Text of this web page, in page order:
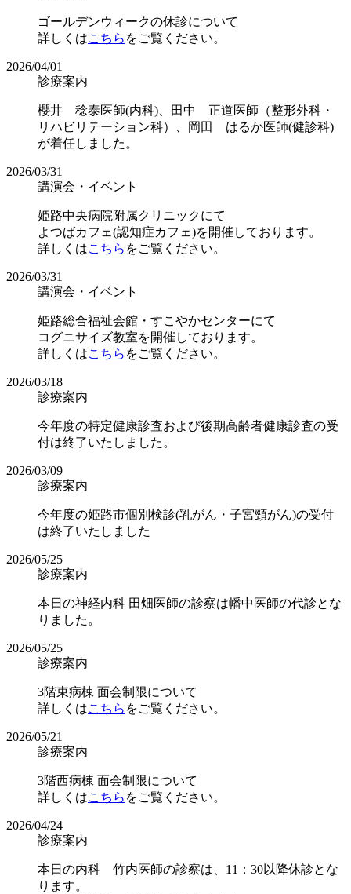
ゴールデンウィークの休診について
詳しくはこちら をご覧ください。
2026/04/01
診療案内
櫻井 稔泰医師(内科)、田中 正道医師（整形外科・
リハビリテーション科）、岡田 はるか医師(健診科)
が着任しました。
2026/03/31
講演会・イベント
姫路中央病院附属クリニックにて
よつばカフェ(認知症カフェ)を開催しております。
詳しくはこちら をご覧ください。
2026/03/31
講演会・イベント
姫路総合福祉会館・すこやかセンターにて
コグニサイズ教室を開催しております。
詳しくはこちら をご覧ください。
2026/03/18
診療案内
今年度の特定健康診査および後期高齢者健康診査の受
付は終了いたしました。
2026/03/09
診療案内
今年度の姫路市個別検診(乳がん・子宮頸がん)の受付
は終了いたしました
2026/05/25
診療案内
本日の神経内科 田畑医師の診察は幡中医師の代診とな
りました。
2026/05/25
診療案内
3階東病棟 面会制限について
詳しくはこちら をご覧ください。
2026/05/21
診療案内
3階西病棟 面会制限について
詳しくはこちら をご覧ください。
2026/04/24
診療案内
本日の内科 竹内医師の診察は、11：30以降休診とな
ります。